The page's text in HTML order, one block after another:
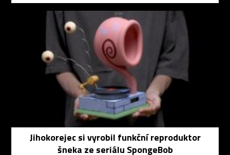
Jihokorejec si vyrobil funkční reproduktor
šneka ze seriálu SpongeBob